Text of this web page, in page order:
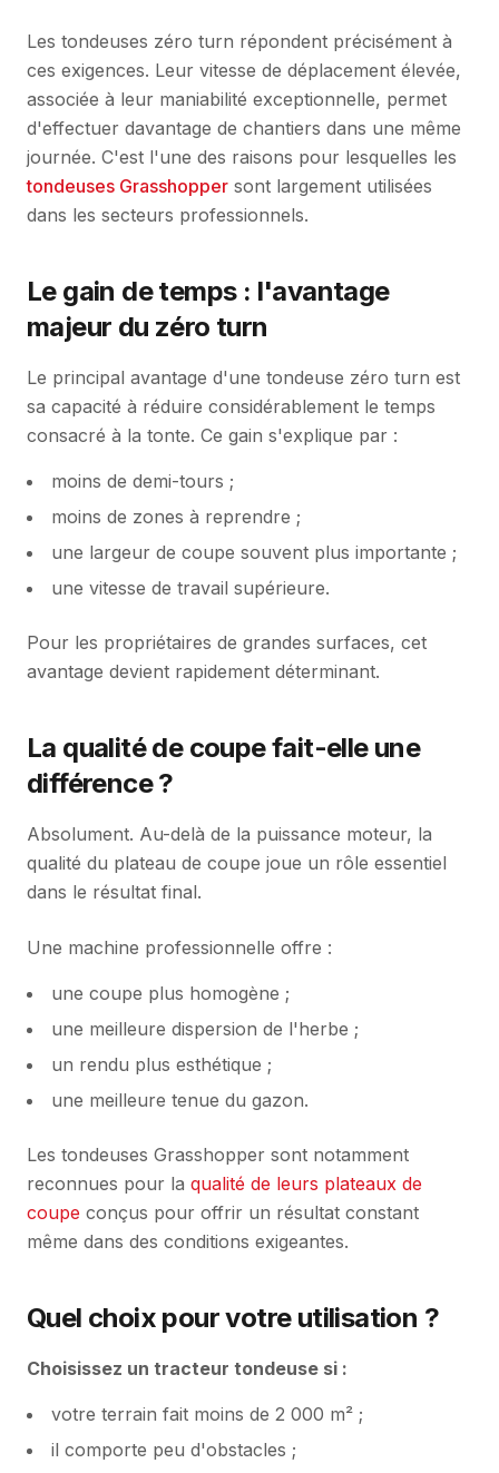
Les tondeuses zéro turn répondent précisément à
ces exigences. Leur vitesse de déplacement élevée,
associée à leur maniabilité exceptionnelle, permet
d'effectuer davantage de chantiers dans une même
journée. C'est l'une des raisons pour lesquelles les
tondeuses Grasshopper sont largement utilisées
dans les secteurs professionnels.
Le gain de temps : l'avantage
majeur du zéro turn
Le principal avantage d'une tondeuse zéro turn est
sa capacité à réduire considérablement le temps
consacré à la tonte. Ce gain s'explique par :
moins de demi-tours ;
moins de zones à reprendre ;
une largeur de coupe souvent plus importante ;
une vitesse de travail supérieure.
Pour les propriétaires de grandes surfaces, cet
avantage devient rapidement déterminant.
La qualité de coupe fait-elle une
différence ?
Absolument. Au-delà de la puissance moteur, la
qualité du plateau de coupe joue un rôle essentiel
dans le résultat final.
Une machine professionnelle offre :
une coupe plus homogène ;
une meilleure dispersion de l'herbe ;
un rendu plus esthétique ;
une meilleure tenue du gazon.
Les tondeuses Grasshopper sont notamment
reconnues pour la qualité de leurs plateaux de
coupe conçus pour offrir un résultat constant
même dans des conditions exigeantes.
Quel choix pour votre utilisation ?
Choisissez un tracteur tondeuse si :
votre terrain fait moins de 2 000 m² ;
il comporte peu d'obstacles ;